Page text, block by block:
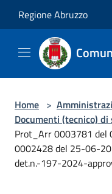
Regione Abruzzo
Home >
Documenti (tecnico)
Prot_Arr 0003781
0002428 del 25-06-
det.n.-197-2024-